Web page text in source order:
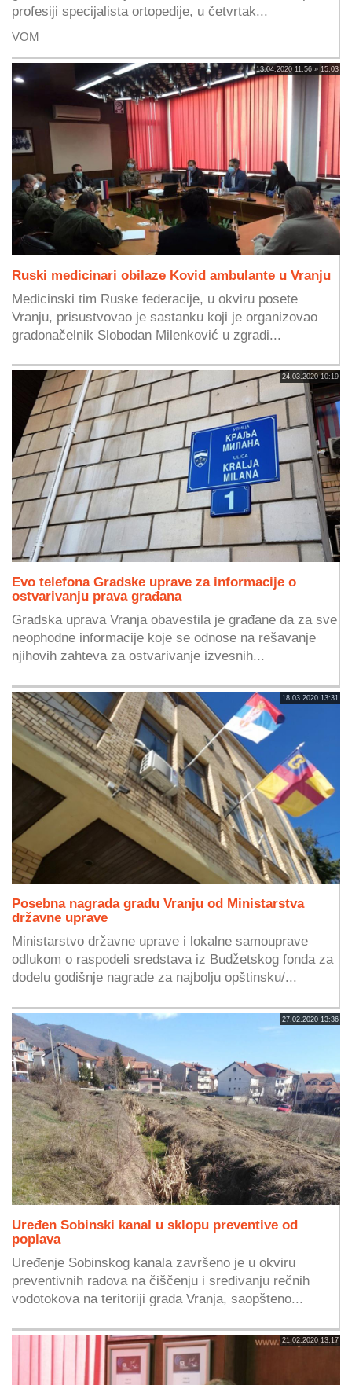
profesiji specijalista ortopedije, u četvrtak...
VOM
13.04.2020 11:56 » 15:03
Ruski medicinari obilaze Kovid ambulante u Vranju
Medicinski tim Ruske federacije, u okviru posete
Vranju, prisustvovao je sastanku koji je organizovao
gradonačelnik Slobodan Milenković u zgradi...
24.03.2020 10:19
Evo telefona Gradske uprave za informacije o
ostvarivanju prava građana
Gradska uprava Vranja obavestila je građane da za sve
neophodne informacije koje se odnose na rešavanje
njihovih zahteva za ostvarivanje izvesnih...
18.03.2020 13:31
Posebna nagrada gradu Vranju od Ministarstva
državne uprave
Ministarstvo državne uprave i lokalne samouprave
odlukom o raspodeli sredstava iz Budžetskog fonda za
dodelu godišnje nagrade za najbolju opštinsku/...
27.02.2020 13:36
Uređen Sobinski kanal u sklopu preventive od
poplava
Uređenje Sobinskog kanala završeno je u okviru
preventivnih radova na čiščenju i sređivanju rečnih
vodotokova na teritoriji grada Vranja, saopšteno...
21.02.2020 13:17